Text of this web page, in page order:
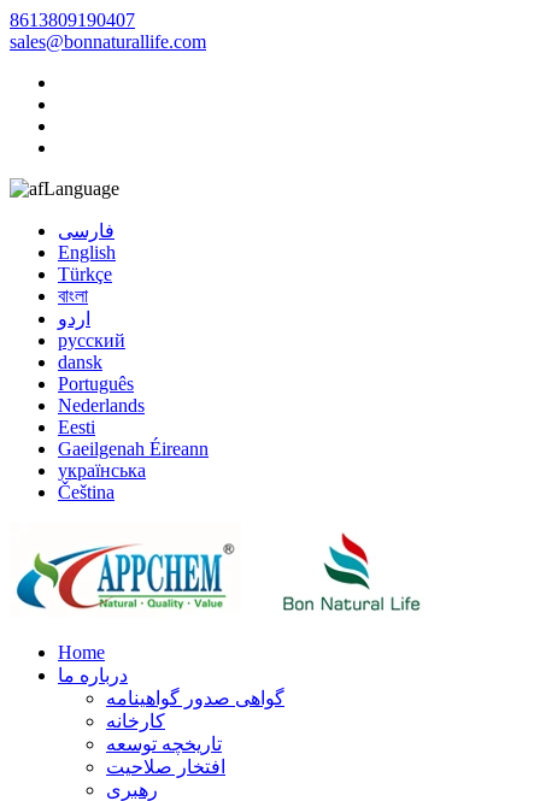
8613809190407
sales@bonnaturallife.com
Language
فارسی
English
Türkçe
বাংলা
اردو
русский
dansk
Português
Nederlands
Eesti
Gaeilgenah Éireann
українська
Čeština
Home
درباره ما
گواهی صدور گواهینامه
کارخانه
تاریخچه توسعه
افتخار صلاحیت
رهبری